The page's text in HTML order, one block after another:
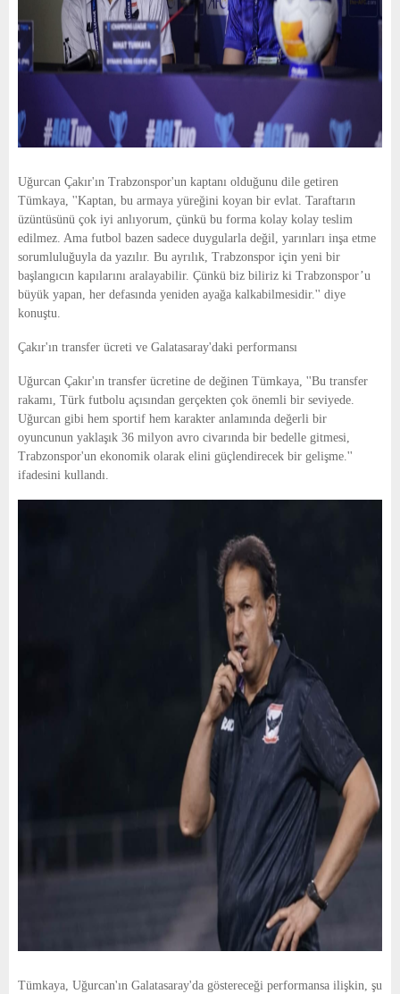
Uğurcan Çakır'ın Trabzonspor'un kaptanı olduğunu dile getiren
Tümkaya, ''Kaptan, bu armaya yüreğini koyan bir evlat. Taraftarın
üzüntüsünü çok iyi anlıyorum, çünkü bu forma kolay kolay teslim
edilmez. Ama futbol bazen sadece duygularla değil, yarınları inşa etme
sorumluluğuyla da yazılır. Bu ayrılık, Trabzonspor için yeni bir
başlangıcın kapılarını aralayabilir. Çünkü biz biliriz ki Trabzonspor’u
büyük yapan, her defasında yeniden ayağa kalkabilmesidir.'' diye
konuştu.
Çakır'ın transfer ücreti ve Galatasaray'daki performansı
Uğurcan Çakır'ın transfer ücretine de değinen Tümkaya, ''Bu transfer
rakamı, Türk futbolu açısından gerçekten çok önemli bir seviyede.
Uğurcan gibi hem sportif hem karakter anlamında değerli bir
oyuncunun yaklaşık 36 milyon avro civarında bir bedelle gitmesi,
Trabzonspor'un ekonomik olarak elini güçlendirecek bir gelişme.''
ifadesini kullandı.
Tümkaya, Uğurcan'ın Galatasaray'da göstereceği performansa ilişkin, şu